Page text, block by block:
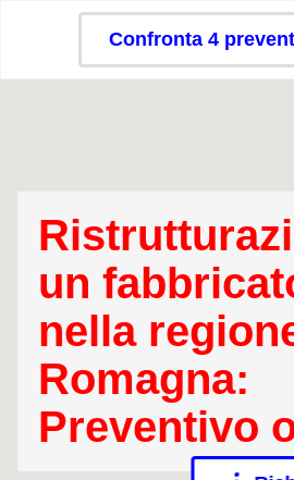
Confronta 4
un
nella
Romagna:
Preventivo